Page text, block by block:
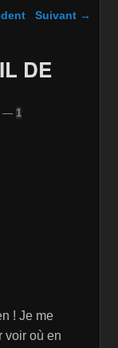
dans les
Suivant →
DE
— 1
! Je me
voir où en